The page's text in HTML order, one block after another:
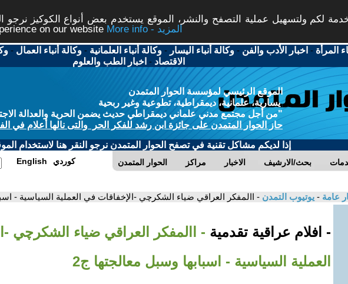
لكم ولتسهيل عملية التصفح والنشر، الموقع يستخدم بعض أنواع الكوكيز
on our website
More info - المزيد
المرأة - اخبار الأدب والفن -وكالة أنباء اليسار -وكالة أنباء العلمانية -وكالة أنباء العمال -
الاقتصاد - اخبار الطب والعلوم
الموقع الرئيسي لمؤسسة الحوار المتمدن
يسارية، علمانية، ديمقراطية، تطوعية وغير ربحية
"من أجل مجتمع مدني علماني ديمقراطي حديث يضمن الحرية والعدالة
حاز الحوار المتمدن على جائزة ابن رشد للفكر الحر والتى نالها أعلام في
إذا لديكم مشاكل تقنية في تصفح الحوار المتمدن نرجو النقر هنا لاستخدام
الحوار المتمدن مراكز الاخبار بحث/الارشيف English كوردي
عامة - يوتيوب التمدن - االمفكر العراقي ضياء الشكرچي -الإخفاقات في العملية السياسية -
- افلام عراقية تقدمية - االمفكر العراقي ضياء الشكرچي -
العملية السياسية - اسبابها وسبل معالجتها ج2